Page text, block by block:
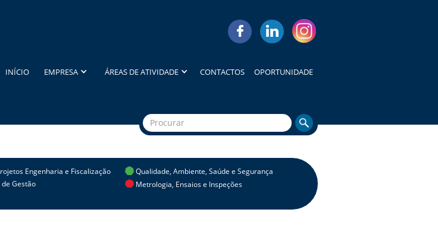
INÍCIO EMPRESA ÁREAS DE ATIVIDADE CONTACTOS OPORTUNIDADE
Engenharia e Fiscalização
Gestão
Qualidade, Ambiente, Saúde e Segurança
Metrologia, Ensaios e Inspeções